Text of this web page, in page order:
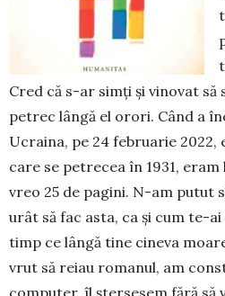
Cred că s-ar simți și vinovat să
petrec lângă el orori. Când a
Ucraina, pe 24 februarie 2022,
care se petrecea în 1931,
vreo 25 de pagini. N-am putut
urât să fac asta, ca și cum te-
timp ce lângă tine cineva
vrut să reiau romanul, am
computer, îl ștersesem fă­ră să